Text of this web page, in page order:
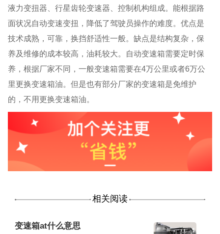
液力变扭器、行星齿轮变速器、控制机构组成。能根据路
面状况自动变速变扭，降低了驾驶员操作的难度。优点是
技术成熟，可靠，换挡舒适性一般。缺点是结构复杂，保
养及维修的成本较高，油耗较大。自动变速箱需要定时保
养，根据厂家不同，一般变速箱需要在4万公里或者6万公
里更换变速箱油。但是也有部分厂家的变速箱是免维护
的，不用更换变速箱油。
相关阅读
变速箱at什么意思